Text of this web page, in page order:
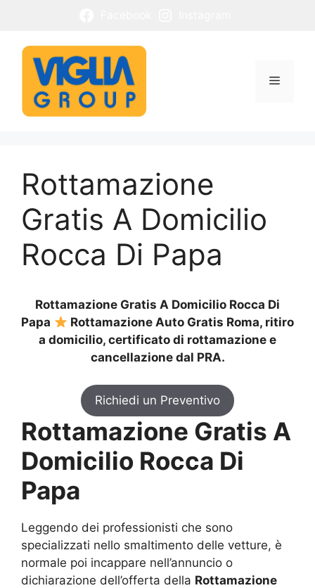
contenuto
Menu
Rottamazione
Gratis A Domicilio
Rocca Di Papa
Rottamazione Gratis A Domicilio Rocca Di
Papa
Rottamazione Auto Gratis Roma, ritiro
a domicilio, certificato di rottamazione e
cancellazione dal PRA.
Richiedi un Preventivo
Rottamazione Gratis A
Domicilio Rocca Di
Papa
Leggendo dei professionisti che sono
specializzati nello smaltimento delle vetture, è
normale poi incappare nell’annuncio o
dichiarazione dell’offerta della Rottamazione